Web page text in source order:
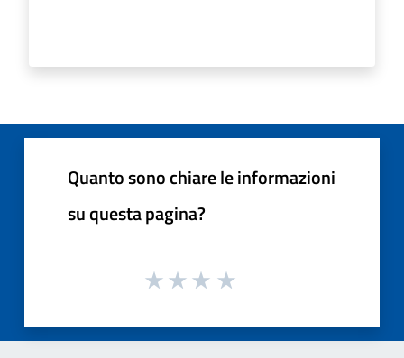
Quanto sono chiare le informazioni
su questa pagina?